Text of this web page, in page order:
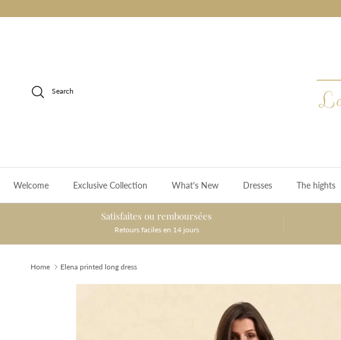
Search
Welcome Exclusive Collection What's New Dresses The hights
Satisfaites ou remboursées
Retours faciles en 14 jours
Home Elena printed long dress